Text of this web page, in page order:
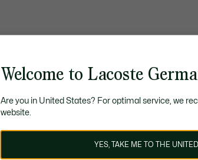
Welcome to Lacoste
Are you in United States? For optimal service, we
website.
YES, TAKE ME TO THE